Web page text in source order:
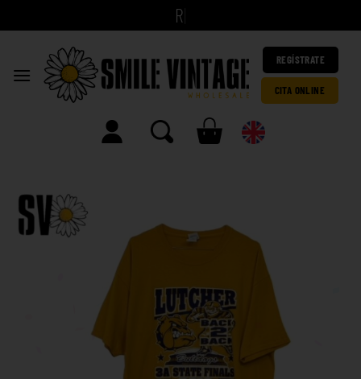
|
REGÍSTRATE
CITA ONLINE